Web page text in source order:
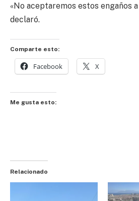
«No aceptaremos estos engaños
declaró.
Comparte esto:
Facebook X
Me gusta esto:
Relacionado